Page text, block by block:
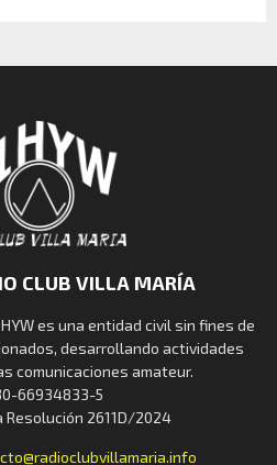
CLUB VILLA MARÍA
es una entidad civil sin fines de
desarrollando actividades
comunicaciones amateur.
66934833-5
Resolución 2611D/2024